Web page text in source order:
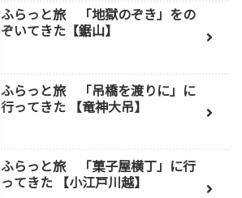
ふらっと旅 「地獄のぞき」をの
ぞいてきた【鋸山】
ふらっと旅 「吊橋を渡りに」に
行ってきた 【竜神大吊】
ふらっと旅 「菓子屋横丁」に行
ってきた 【小江戸川越】